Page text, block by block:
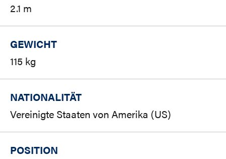
2.1 m
GEWICHT
115 kg
NATIONALITÄT
Vereinigte Staaten von Amerika (US)
POSITION